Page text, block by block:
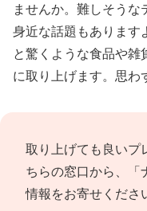
ませんか。難しそう
身近な話題もあります
と驚くような食品や
に取り上げます。思わ
取り上げても良いプ
ちらの窓口から、「
情報をお寄せくださ